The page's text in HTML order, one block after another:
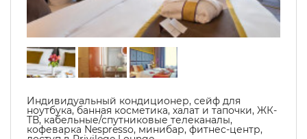
Индивидуальный кондиционер, сейф для
ноутбука, банная косметика, халат и тапочки, ЖК-
ТВ, кабельные/спутниковые телеканалы,
кофеварка Nespresso, минибар, фитнес-центр,